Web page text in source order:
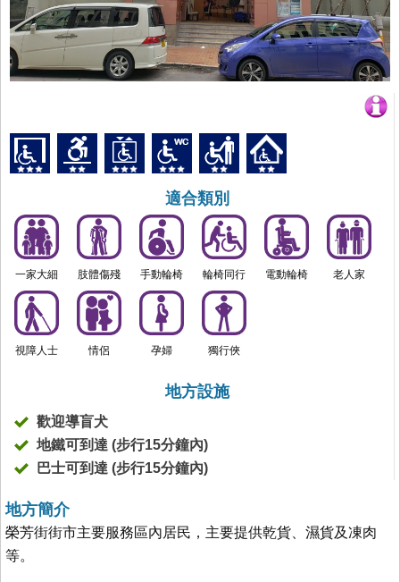
適合類別
一家大細 肢體傷殘 手動輪椅 輪椅同行 電動輪椅 老人家
視障人士 情侶 孕婦 獨行俠
地方設施
歡迎導盲犬
地鐵可到達 (步行15分鐘內)
巴士可到達 (步行15分鐘內)
地方簡介
榮芳街街市主要服務區內居民，主要提供乾貨、濕貨及凍肉
等。